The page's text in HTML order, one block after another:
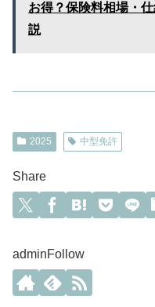
お得？保険料相場・
説
2025 中型免許
Share
adminFollow